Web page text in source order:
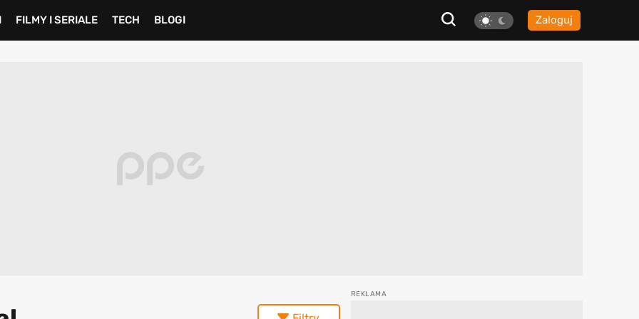
Zaloguj
FILMY I SERIALE TECH BLOGI